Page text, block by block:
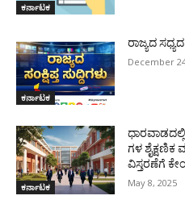
ಕರ್ನಾಟಕ
ಕರ್ನಾಟಕ
ರಾಜ್ಯದ
December
ಕರ್ನಾಟಕ
ಗಳ
ವಿಸ್ತರಣೆಗೆ
May 8, 2025